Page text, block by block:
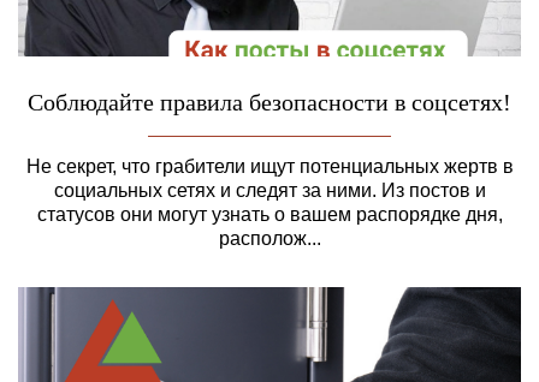
Соблюдайте правила безопасности в соцсетях!
Не секрет, что грабители ищут потенциальных жертв в
социальных сетях и следят за ними. Из постов и
статусов они могут узнать о вашем распорядке дня,
располож...